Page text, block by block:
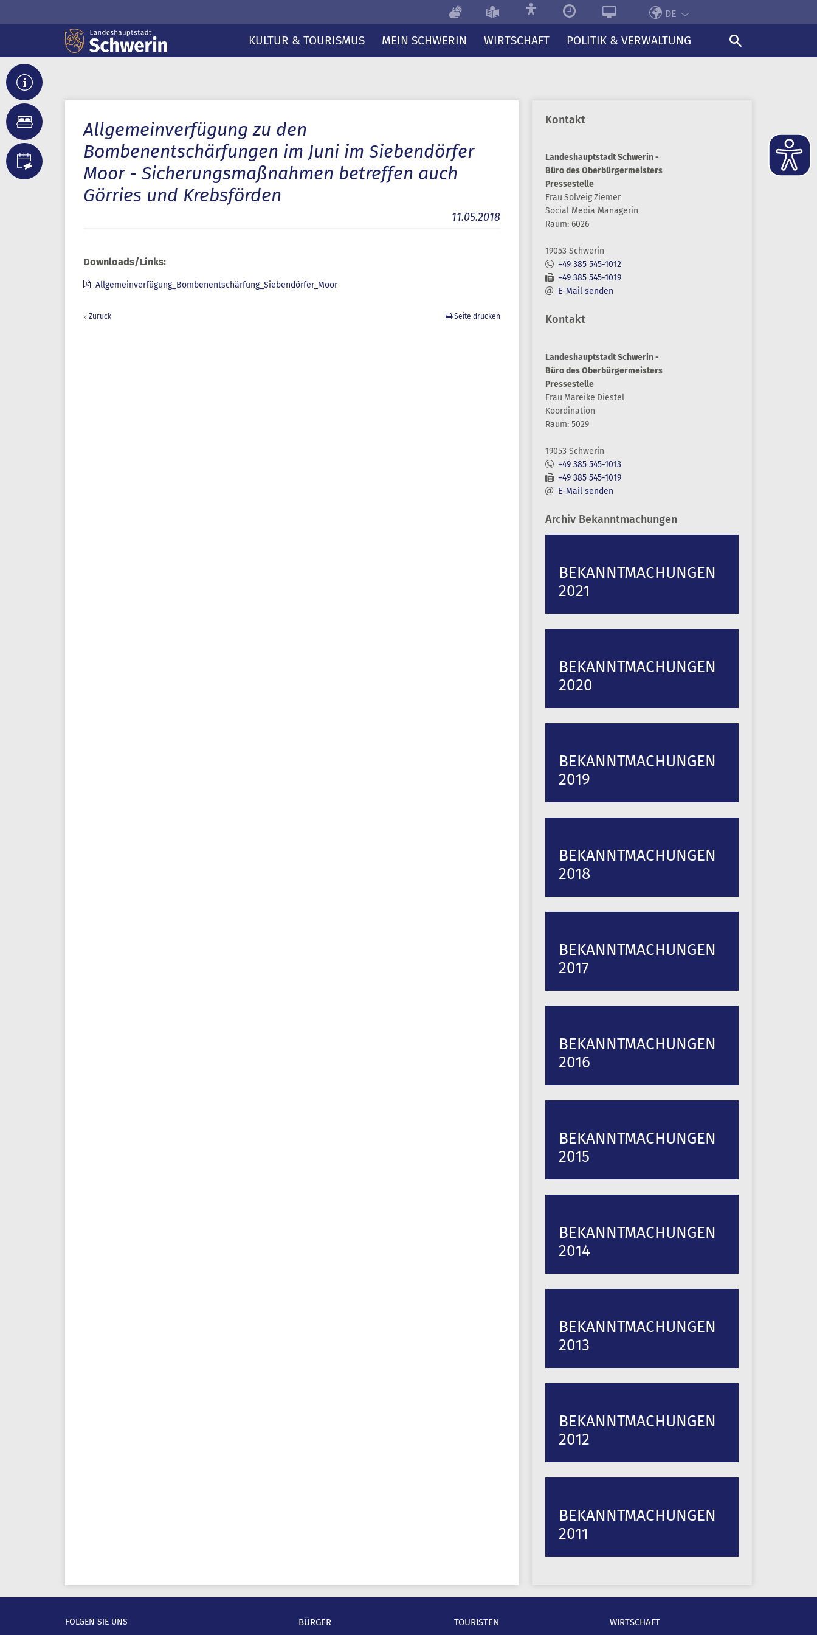
DE
KULTUR & TOURISMUS MEIN SCHWERIN WIRTSCHAFT POLITIK & VERWALTUNG
Allgemeinverfügung zu den
Bombenentschärfungen im Juni im Siebendörfer
Moor - Sicherungsmaßnahmen betreffen auch
Görries und Krebsförden
11.05.2018
Downloads/Links:
Allgemeinverfügung_Bombenentschärfung_Siebendörfer_Moor
Zurück Seite drucken
Kontakt
Landeshauptstadt Schwerin -
Büro des Oberbürgermeisters
Pressestelle
Frau SolveigZiemer
Social Media Managerin
Raum: 6026
19053 Schwerin
+49 385 545-1012
+49 385 545-1019
E-Mail senden
Kontakt
Landeshauptstadt Schwerin -
Büro des Oberbürgermeisters
Pressestelle
Frau Mareike Diestel
Koordination
Raum: 5029
19053 Schwerin
+49 385 545-1013
+49 385 545-1019
E-Mail senden
Archiv Bekanntmachungen
BEKANNTMACHUNGEN
2021
BEKANNTMACHUNGEN
2020
BEKANNTMACHUNGEN
2019
BEKANNTMACHUNGEN
2018
BEKANNTMACHUNGEN
2017
BEKANNTMACHUNGEN
2016
BEKANNTMACHUNGEN
2015
BEKANNTMACHUNGEN
2014
BEKANNTMACHUNGEN
2013
BEKANNTMACHUNGEN
2012
BEKANNTMACHUNGEN
2011
FOLGEN SIE UNS BÜRGER TOURISTEN WIRTSCHAFT